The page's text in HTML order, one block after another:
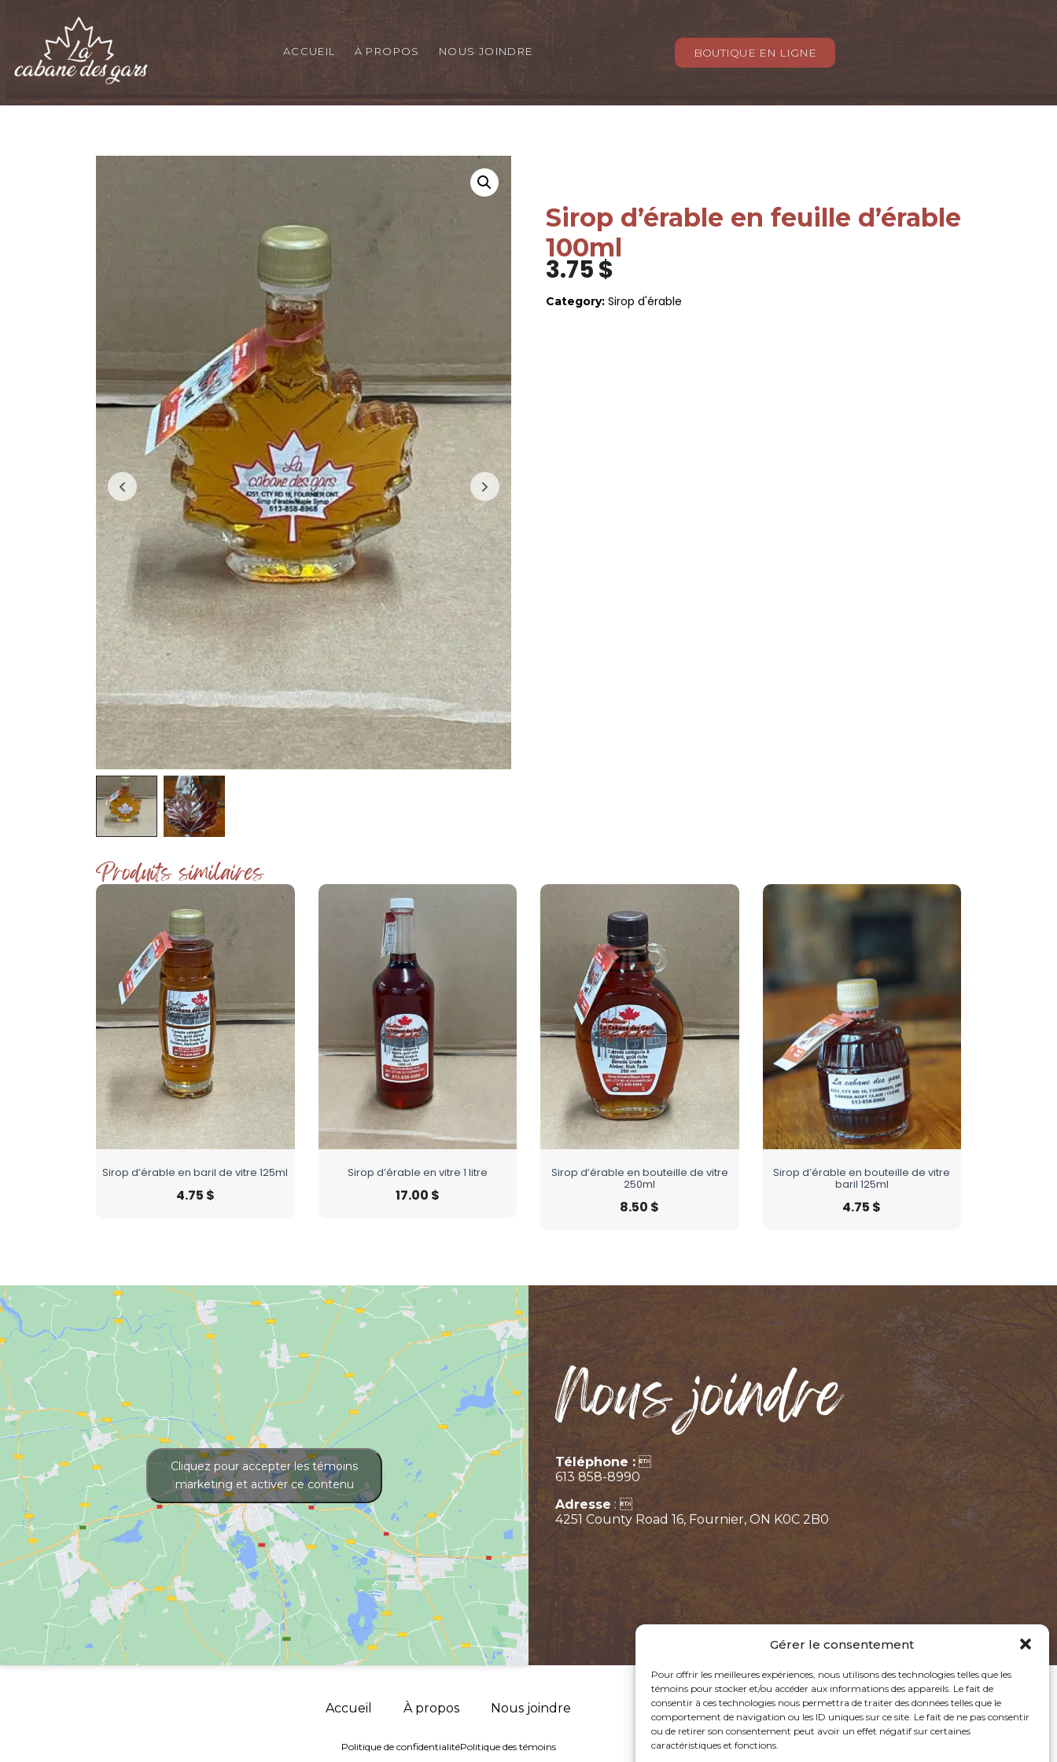
Gérer le consentement
Pour offrir les meilleures expériences, nous utilisons des technologies telles que les
témoins pour stocker et/ou accéder aux informations des appareils. Le fait de
consentir à ces technologies nous permettra de traiter des données telles que le
comportement de navigation ou les ID uniques sur ce site. Le fait de ne pas consentir
ou de retirer son consentement peut avoir un effet négatif sur certaines
caractéristiques et fonctions.
ACCUEIL À PROPOS NOUS JOINDRE BOUTIQUE EN LIGNE
Sirop d’érable en feuille d’érable
100ml
3.75$
Category: Sirop d'érable
Produits similaires
Sirop d’érable en baril de vitre 125ml
4.75 $
Sirop d’érable en vitre 1 litre
17.00 $
Sirop d’érable en bouteille de vitre
250ml
8.50 $
Sirop d’érable en bouteille de vitre
baril 125ml
4.75 $
Cliquez pour accepter les témoins
marketing et activer ce contenu
Nous joindre
Téléphone :
613 858-8990
Adresse : 
4251 County Road 16, Fournier, ON K0C 2B0
Accueil À propos Nous joindre
Politique de confidentialitéPolitique des témoins